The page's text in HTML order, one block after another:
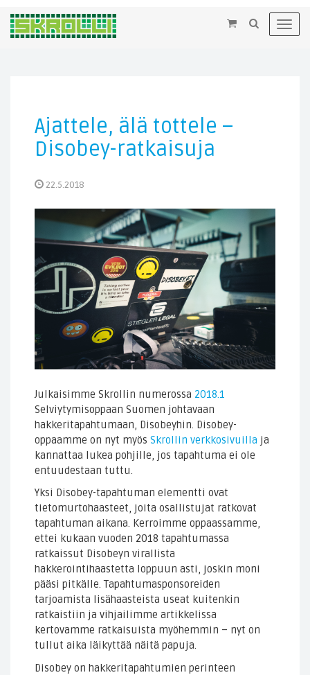
×
Ajattele, älä tottele –
Disobey-ratkaisuja
22.5.2018
Julkaisimme Skrollin numerossa 2018.1
Selviytymisoppaan Suomen johtavaan
hakkeritapahtumaan, Disobeyhin. Disobey-
oppaamme on nyt myös Skrollin verkkosivuilla ja
kannattaa lukea pohjille, jos tapahtuma ei ole
entuudestaan tuttu.
Yksi Disobey-tapahtuman elementti ovat
tietomurtohaasteet, joita osallistujat ratkovat
tapahtuman aikana. Kerroimme oppaassamme,
ettei kukaan vuoden 2018 tapahtumassa
ratkaissut Disobeyn virallista
hakkerointihaastetta loppuun asti, joskin moni
pääsi pitkälle. Tapahtumasponsoreiden
tarjoamista lisähaasteista useat kuitenkin
ratkaistiin ja vihjailimme artikkelissa
kertovamme ratkaisuista myöhemmin – nyt on
tullut aika läikyttää näitä papuja.
Disobey on hakkeritapahtumien perinteen